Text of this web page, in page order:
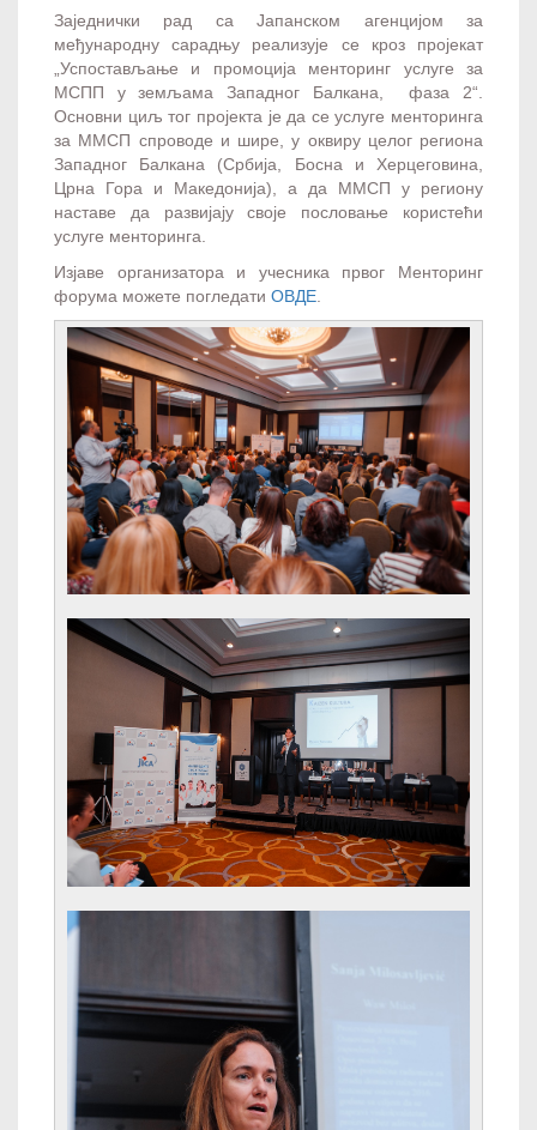
Заједнички рад са Јапанском агенцијом за
међународну сарадњу реализује се кроз пројекат
„Успостављање и промоција менторинг услуге за
МСПП у земљама Западног Балкана, фаза 2“.
Основни циљ тог пројекта је да се услуге менторинга
за ММСП спроводе и шире, у оквиру целог региона
Западног Балкана (Србија, Босна и Херцеговина,
Црна Гора и Македонија), а да ММСП у региону
наставе да развијају своје пословање користећи
услуге менторинга.
Изјаве организатора и учесника првог Менторинг
форума можете погледати ОВДЕ